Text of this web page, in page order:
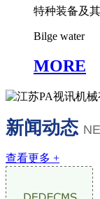
特种装备及
Bilge water
MORE
新闻动态
查看更多 +